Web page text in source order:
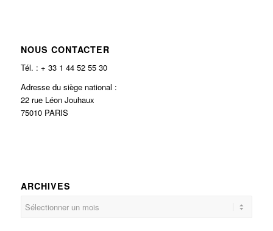
NOUS CONTACTER
Tél. : + 33 1 44 52 55 30
Adresse du siège national :
22 rue Léon Jouhaux
75010 PARIS
ARCHIVES